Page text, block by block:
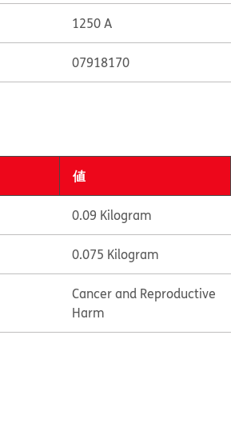
1250 A
07918170
値
0.09 Kilogram
0.075 Kilogram
Cancer and Reproductive
Harm